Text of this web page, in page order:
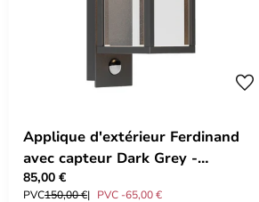
Applique d'extérieur Ferdinand
avec capteur Dark Grey -
Lucande
85,00 €
PVC150,00 € PVC -65,00 €